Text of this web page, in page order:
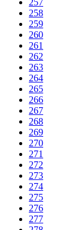
257
258
259
260
261
262
263
264
265
266
267
268
269
270
271
272
273
274
275
276
277